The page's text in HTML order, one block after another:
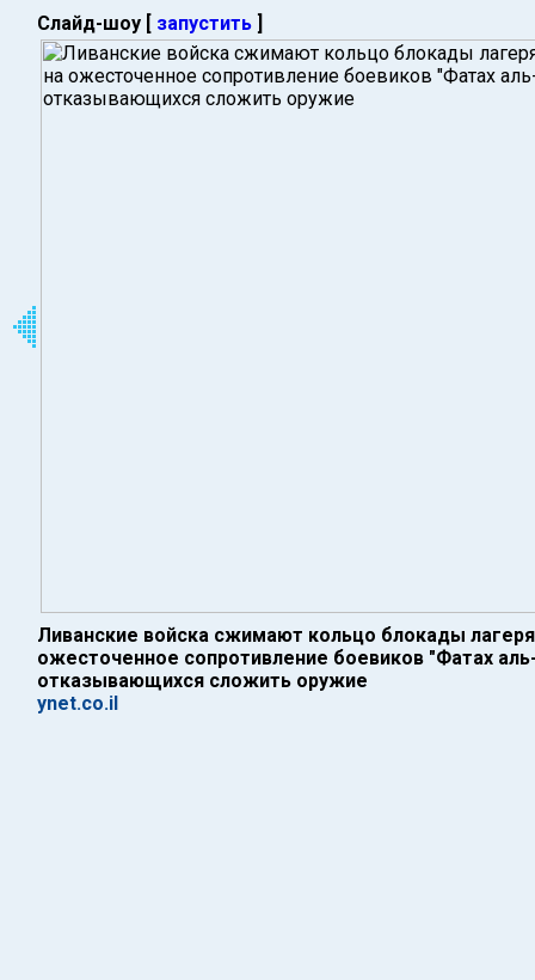
Слайд-шоу [ запустить ]
Ливанские войска сжимают кольцо блокады
ожесточенное сопротивление боевиков "Фатах
отказывающихся сложить оружие
ynet.co.il